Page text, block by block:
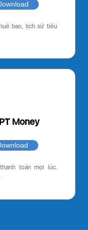
bao, lịch sử tiêu
Money
toán mọi lúc.